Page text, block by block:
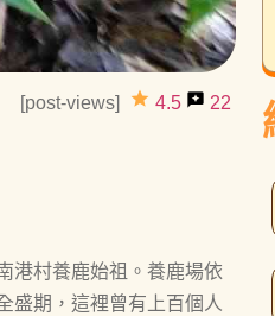
[post-views] grade 4.5 reviews 22
港村養鹿始祖。養鹿場依
盛期，這裡曾有上百個人